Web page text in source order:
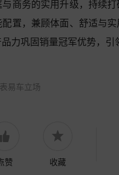
商务的实用升级，持续
置，兼顾体面、舒适与
力巩固销量冠军优势，
易车立场
赞 收藏